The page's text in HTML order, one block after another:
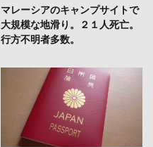
マレーシアのキャンプサイトで
大規模な地滑り。２１人死亡。
行方不明者多数。